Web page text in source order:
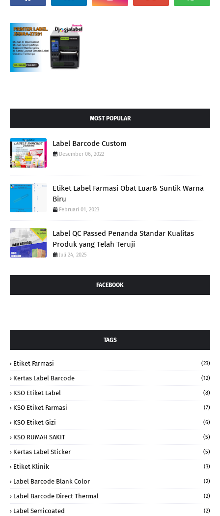
MOST POPULAR
Label Barcode Custom
Desember 06, 2022
Etiket Label Farmasi Obat Luar& Suntik Warna
Biru
Februari 01, 2023
Label QC Passed Penanda Standar Kualitas
Produk yang Telah Teruji
Juli 24, 2025
FACEBOOK
TAGS
Etiket Farmasi (23)
Kertas Label Barcode (12)
KSO Etiket Label (8)
KSO Etiket Farmasi (7)
KSO Etiket Gizi (6)
KSO RUMAH SAKIT (5)
Kertas Label Sticker (5)
Etiket Klinik (3)
Label Barcode Blank Color (2)
Label Barcode Direct Thermal (2)
Label Semicoated (2)